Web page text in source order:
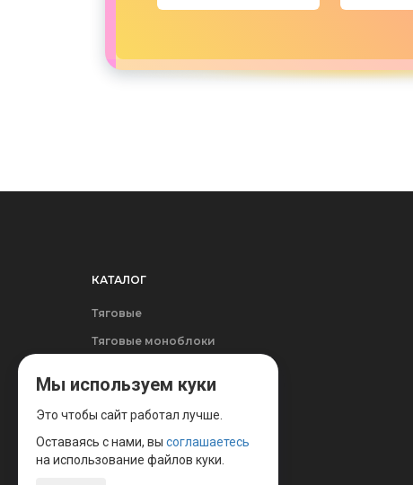
КАТАЛОГ
Тяговые
Тяговые моноблоки
Зарядные устройства
Мы используем куки
Это чтобы сайт работал лучше.
Оставаясь с нами, вы соглашаетесь
на использование файлов куки.